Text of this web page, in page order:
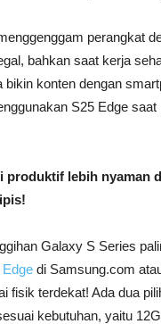
perangkat
bahkan saat kerja
bikin konten dengan
S25 Edge
produktif lebih nyaman
Galaxy S Series
di Samsung.com
fisik terdekat! Ada dua
kebutuhan, yaitu